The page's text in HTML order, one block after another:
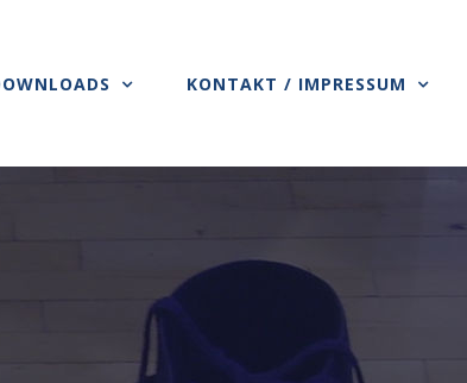
KONTAKT / IMPRESSUM